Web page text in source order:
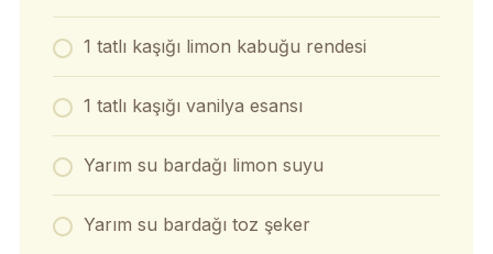
1 tatlı kaşığı limon kabuğu rendesi
1 tatlı kaşığı vanilya esansı
Yarım su bardağı limon suyu
Yarım su bardağı toz şeker